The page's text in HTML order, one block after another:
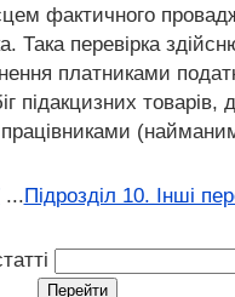
фактичного
Така перевірка
платниками
підакцизних
працівниками
...Підрозділ 10. Інші